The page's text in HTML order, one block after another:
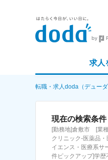
求人
詳細条件から探す
求人特集から探す
転職・求人doda（デュー
現在の検索条件
[勤務地]倉敷市 [業
クリニック-医薬品
イエンス・医療系
件ピックアップ]学